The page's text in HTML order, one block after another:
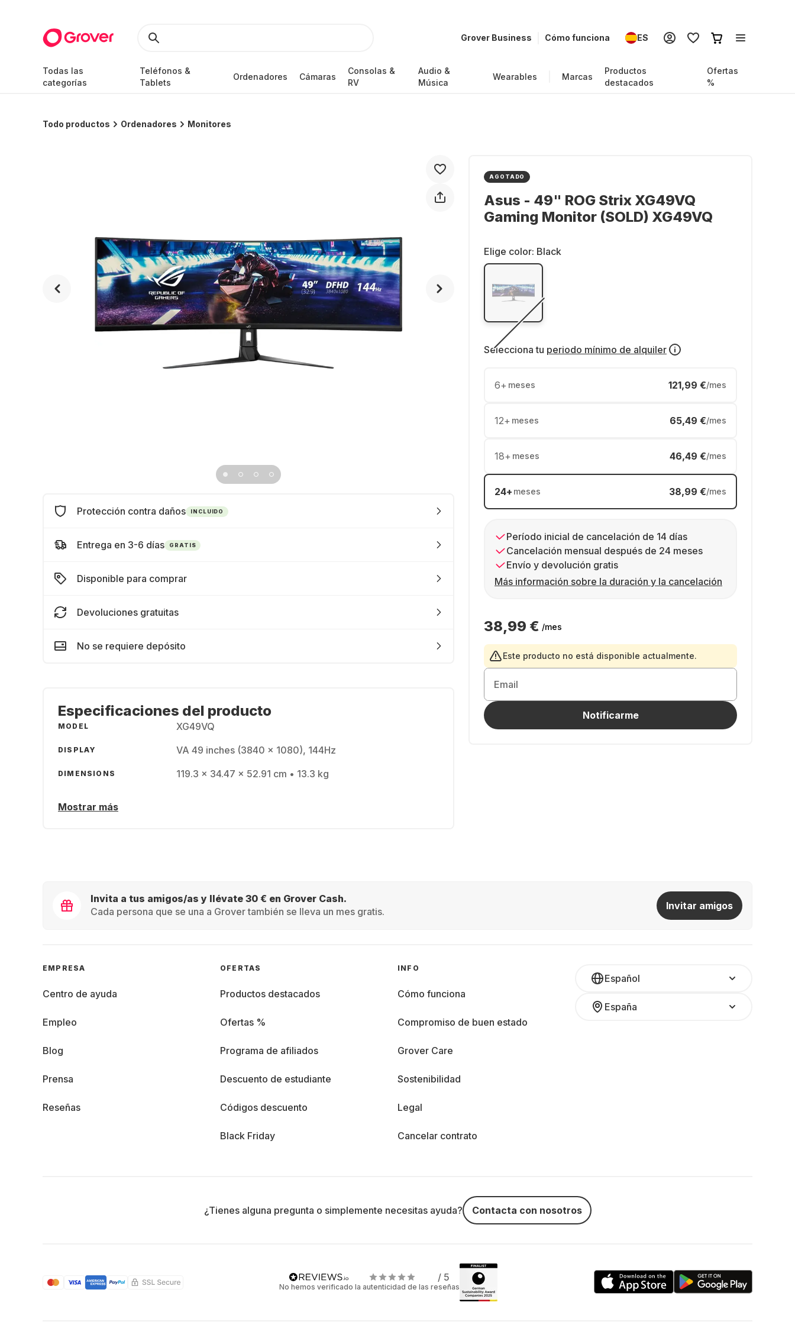
Grover Business Cómo funciona ES
Todas las
categorías
Teléfonos &
Tablets
Ordenadores Cámaras
Consolas &
RV
Audio &
Música
Wearables Marcas
Productos
destacados
Ofertas
%
Todo productos Ordenadores Monitores
AGOTADO
Asus - 49" ROG Strix XG49VQ
Gaming Monitor (SOLD) XG49VQ
Elige color: Black
Selecciona tu periodo mínimo de alquiler
6+ meses 121,99 €/mes
12+ meses 65,49 €/mes
18+ meses 46,49 €/mes
24+ meses 38,99 €/mes
Período inicial de cancelación de 14 días
Cancelación mensual después de 24 meses
Envío y devolución gratis
Más información sobre la duración y la cancelación
38,99 € /mes
Este producto no está disponible actualmente.
Email
Notificarme
Protección contra daños INCLUIDO
Entrega en 3-6 días GRATIS
Disponible para comprar
Devoluciones gratuitas
No se requiere depósito
Especificaciones del producto
MODEL XG49VQ
DISPLAY VA 49 inches (3840 x 1080), 144Hz
DIMENSIONS 119.3 x 34.47 x 52.91 cm • 13.3 kg
Mostrar más
Invita a tus amigos/as y llévate 30 € en Grover Cash.
Cada persona que se una a Grover también se lleva un mes gratis.
Invitar amigos
Español
España
EMPRESA
Centro de ayuda
Empleo
Blog
Prensa
Reseñas
OFERTAS
Productos destacados
Ofertas %
Programa de afiliados
Descuento de estudiante
Códigos descuento
Black Friday
INFO
Cómo funciona
Compromiso de buen estado
Grover Care
Sostenibilidad
Legal
Cancelar contrato
¿Tienes alguna pregunta o simplemente necesitas ayuda? Contacta con nosotros
/ 5
No hemos verificado la autenticidad de las reseñas